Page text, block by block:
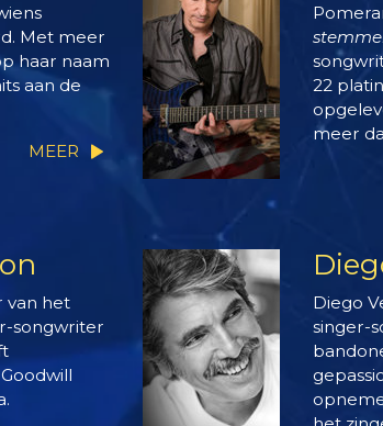
Met meer
haar naam
aan de
MEER
22
meer
van het
songwriter
Diego
singer-